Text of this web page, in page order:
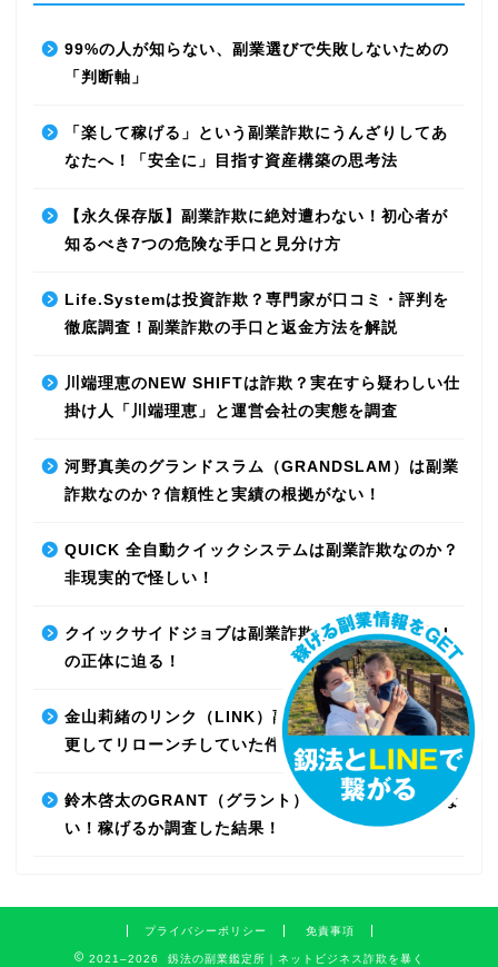
99%の人が知らない、副業選びで失敗しないための
「判断軸」
「楽して稼げる」という副業詐欺にうんざりしてあ
なたへ！「安全に」目指す資産構築の思考法
【永久保存版】副業詐欺に絶対遭わない！初心者が
知るべき7つの危険な手口と見分け方
Life.Systemは投資詐欺？専門家が口コミ・評判を
徹底調査！副業詐欺の手口と返金方法を解説
川端理恵のNEW SHIFTは詐欺？実在すら疑わしい仕
掛け人「川端理恵」と運営会社の実態を調査
河野真美のグランドスラム（GRANDSLAM）は副業
詐欺なのか？信頼性と実績の根拠がない！
QUICK 全自動クイックシステムは副業詐欺なのか？
非現実的で怪しい！
クイックサイドジョブは副業詐欺なのか？最先端AI
の正体に迫る！
金山莉緒のリンク（LINK）副業詐欺！運営会社を変
更してリローンチしていた件！【再編集】
鈴木啓太のGRANT（グラント）は副業詐欺で稼げな
い！稼げるか調査した結果！
プライバシーポリシー 免責事項
2021–2026 釼法の副業鑑定所｜ネットビジネス詐欺を暴く